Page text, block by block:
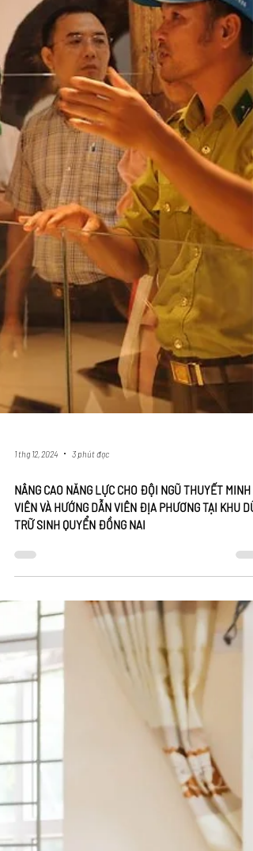
NÂNG CAO NĂNG LỰC CHO ĐỘI NGŨ THUYẾT MINH
VIÊN VÀ HƯỚNG DẪN VIÊN ĐỊA PHƯƠNG TẠI KHU DỮ
TRỮ SINH QUYỂN ĐỒNG NAI